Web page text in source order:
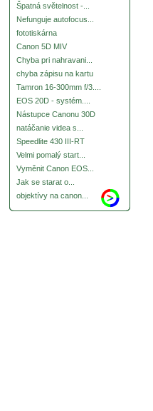
Špatná světelnost -...
Nefunguje autofocus...
fototiskárna
Canon 5D MIV
Chyba pri nahravani...
chyba zápisu na kartu
Tamron 16-300mm f/3....
EOS 20D - systém....
Nástupce Canonu 30D
natáčanie videa s...
Speedlite 430 III-RT
Velmi pomalý start...
Vyměnit Canon EOS...
Jak se starat o...
objektívy na canon...